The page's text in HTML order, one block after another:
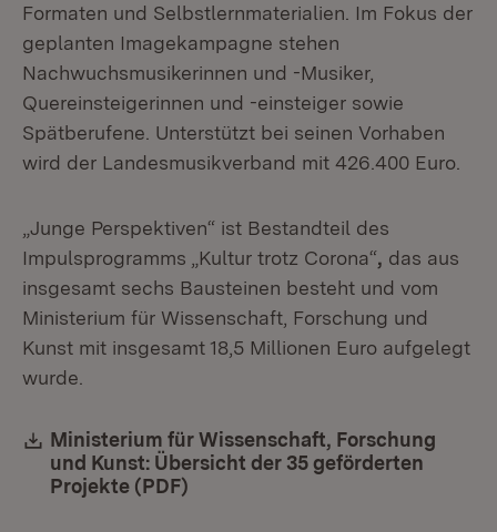
Formaten und Selbstlernmaterialien. Im Fokus der
geplanten Imagekampagne stehen
Nachwuchsmusikerinnen und -Musiker,
Quereinsteigerinnen und -einsteiger sowie
Spätberufene. Unterstützt bei seinen Vorhaben
wird der Landesmusikverband mit 426.400 Euro.
„Junge Perspektiven“ ist Bestandteil des
Impulsprogramms „Kultur trotz Corona“, das aus
insgesamt sechs Bausteinen besteht und vom
Ministerium für Wissenschaft, Forschung und
Kunst mit insgesamt 18,5 Millionen Euro aufgelegt
wurde.
Download:
Ministerium für Wissenschaft, Forschung
und Kunst: Übersicht der 35 geförderten
Projekte (PDF)